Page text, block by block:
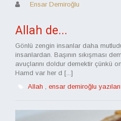
Ensar Demiroğlu
Allah de...
Gönlü zengin insanlar daha
insanlardan. Başının sıkışması
avuçlarını doldur demektir çünkü
Hamd var her d [...]
Allah , ensar demiroğlu yazıları